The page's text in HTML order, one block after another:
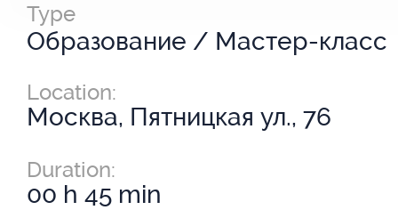
Type
Образование / Мастер-класс
Location:
Москва, Пятницкая ул., 76
Duration:
00 h 45 min